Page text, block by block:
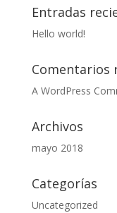
Entradas
Hello world!
Comentarios
A WordPress
Archivos
mayo 2018
Categorías
Uncategorized